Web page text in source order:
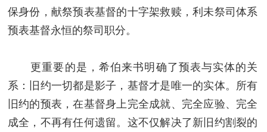
保身份，献祭预表基督的十字架救赎，利未祭司体系
预表基督永恒的祭司职分。
更重要的是，希伯来书明确了预表与实体的关
系：旧约一切都是影子，基督才是唯一的实体。所有
旧约的预表，在基督身上完全成就、完全应验、完全
成全，不再有任何遗留。这不仅解决了新旧约割裂的